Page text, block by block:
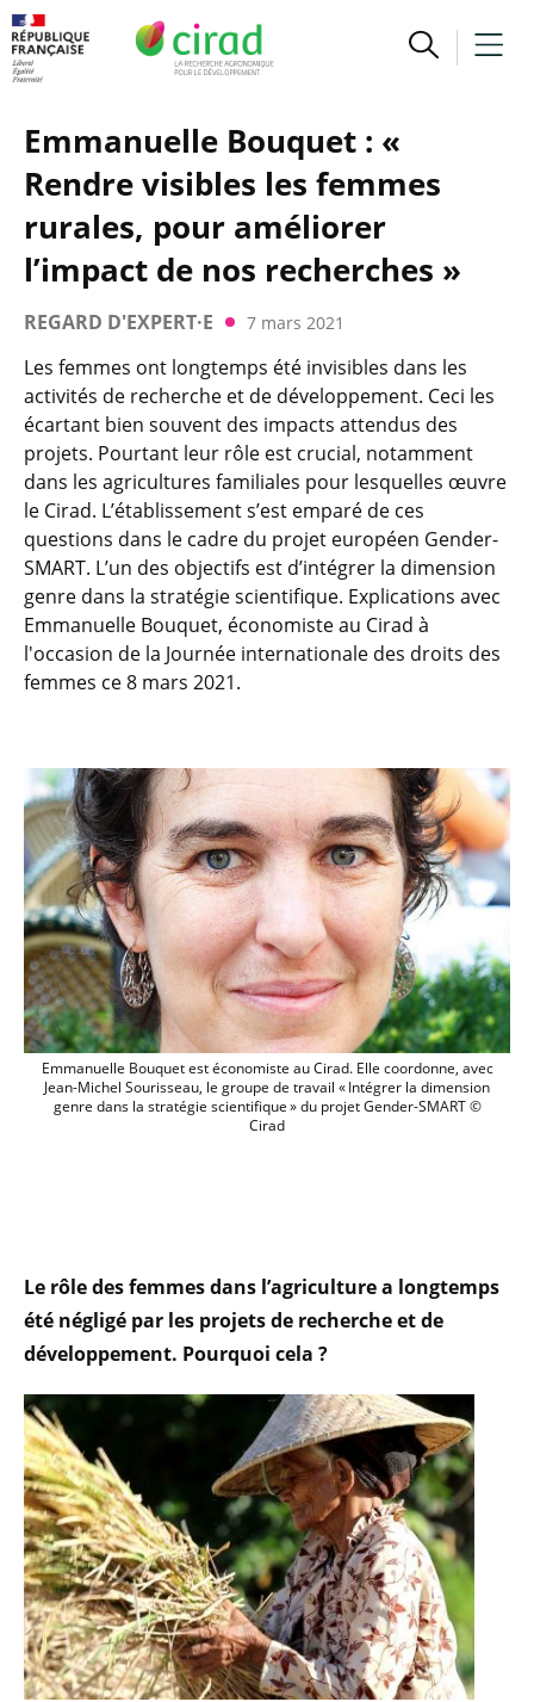
Emmanuelle Bouquet : «
Rendre visibles les femmes
rurales, pour améliorer
l’impact de nos recherches »
REGARD D'EXPERT·E 7 mars 2021
Les femmes ont longtemps été invisibles dans les
activités de recherche et de développement. Ceci les
écartant bien souvent des impacts attendus des
projets. Pourtant leur rôle est crucial, notamment
dans les agricultures familiales pour lesquelles œuvre
le Cirad. L’établissement s’est emparé de ces
questions dans le cadre du projet européen Gender-
SMART. L’un des objectifs est d’intégrer la dimension
genre dans la stratégie scientifique. Explications avec
Emmanuelle Bouquet, économiste au Cirad à
l'occasion de la Journée internationale des droits des
femmes ce 8 mars 2021.
Emmanuelle Bouquet est économiste
Emmanuelle Bouquet est économiste au Cirad. Elle coordonne, avec
Jean-Michel Sourisseau, le groupe de travail « Intégrer la dimension
genre dans la stratégie scientifique » du projet Gender-SMART ©
Cirad
Le rôle des femmes dans l’agriculture a longtemps
été négligé par les projets de recherche et de
développement. Pourquoi cela ?